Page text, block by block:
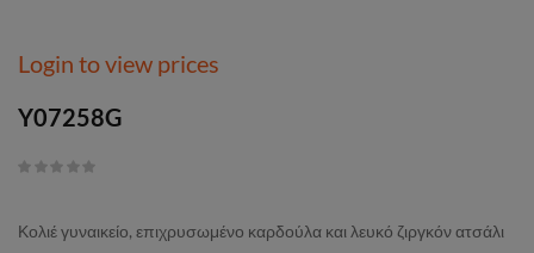
Login to view prices
Y07258G
Κολιέ γυναικείο, επιχρυσωμένο καρδούλα και λευκό ζιργκόν ατσάλι